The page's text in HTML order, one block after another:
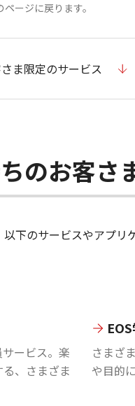
ージに戻ります。
ま限定のサービス
のお客さ
下のサービスやアプリ
ービス。楽
、さまざま
さまざ
や目的